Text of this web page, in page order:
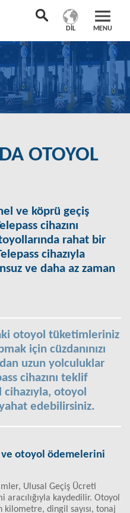
MENU
DIL
OTOYOL
ve köprü geçiş
cihazını
rahat bir
cihazıyla
ve daha az zaman
otoyol tüketimleriniz
için cüzdanınızı
uzun yolculuklar
cihazını teklif
otoyol
edebilirsiniz.
otoyol ödemelerini
Ulusal Geçiş Ücreti
kaydedilir. Otoyol
dingil sayısı, tonaj